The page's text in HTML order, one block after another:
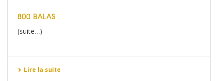
800 BALAS
(suite…)
Lire la suite